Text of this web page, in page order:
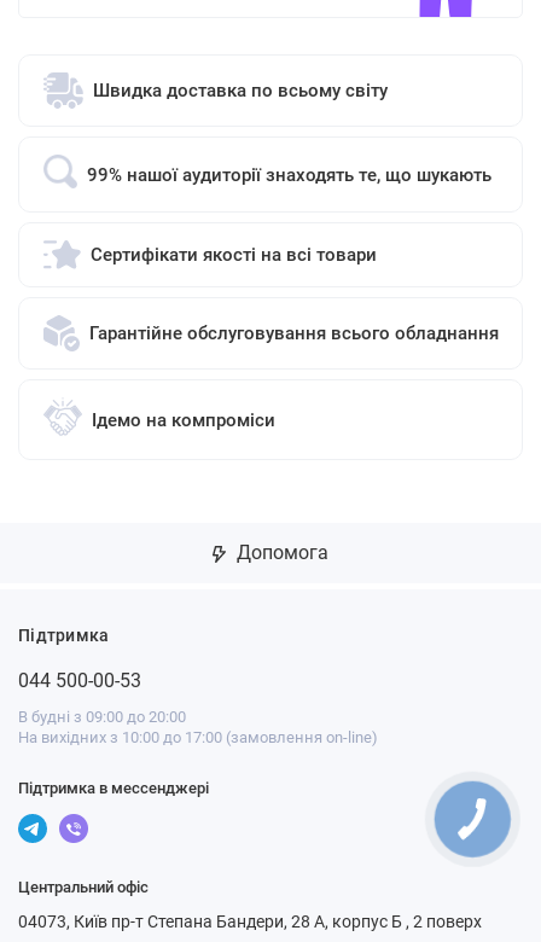
Швидка доставка по всьому світу
99% нашої аудиторії знаходять те, що шукають
Сертифікати якості на всі товари
Гарантійне обслуговування всього обладнання
Ідемо на компроміси
Допомога
Підтримка
044 500-00-53
В будні з 09:00 до 20:00
На вихідних з 10:00 до 17:00 (замовлення on-line)
Підтримка в мессенджері
Центральний офіс
04073, Київ пр-т Степана Бандери, 28 А, корпус Б , 2 поверх